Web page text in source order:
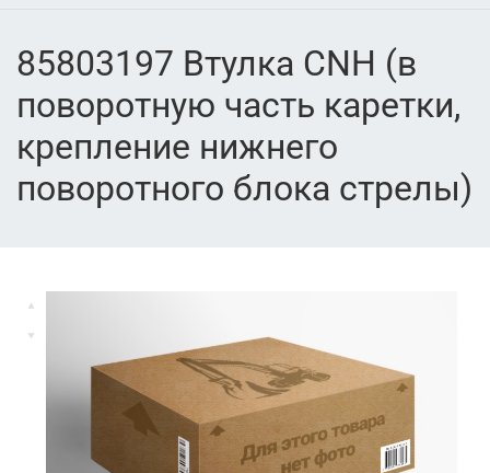
85803197 Втулка CNH (в
поворотную часть каретки,
крепление нижнего
поворотного блока стрелы)